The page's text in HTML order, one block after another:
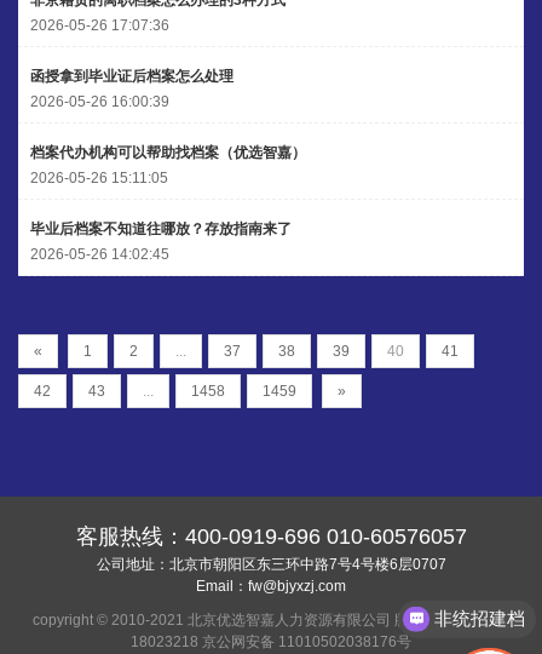
2026-05-26 17:07:36
函授拿到毕业证后档案怎么处理
2026-05-26 16:00:39
档案代办机构可以帮助找档案（优选智嘉）
2026-05-26 15:11:05
毕业后档案不知道往哪放？存放指南来了
2026-05-26 14:02:45
« 1 2 ... 37 38 39 40 41
42 43 ... 1458 1459 »
客服热线： 400-0919-696 010-60576057
公司地址：北京市朝阳区东三环中路7号4号楼6层0707
Email： fw@bjyxzj.com
copyright © 2010-2021 北京优选智嘉人力资源有限公司 版权所有京ICP备
18023218 京公网安备 11010502038176号
非统招建档